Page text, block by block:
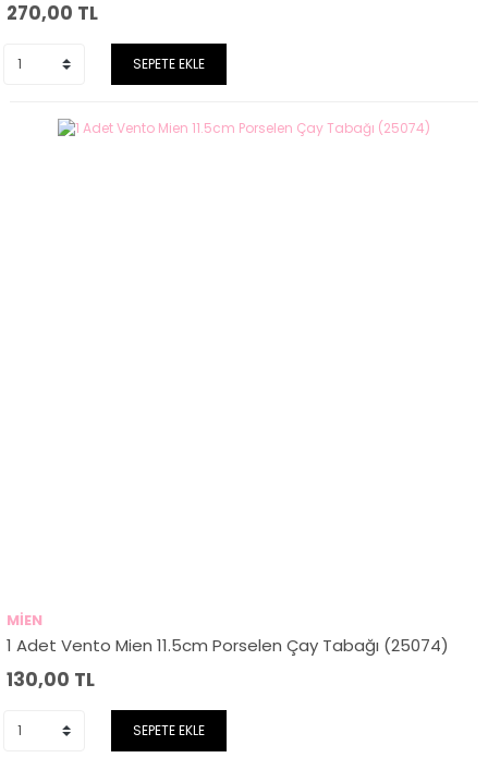
270,00 TL
SEPETE EKLE
MİEN
1 Adet Vento Mien 11.5cm Porselen Çay Tabağı (25074)
130,00 TL
SEPETE EKLE